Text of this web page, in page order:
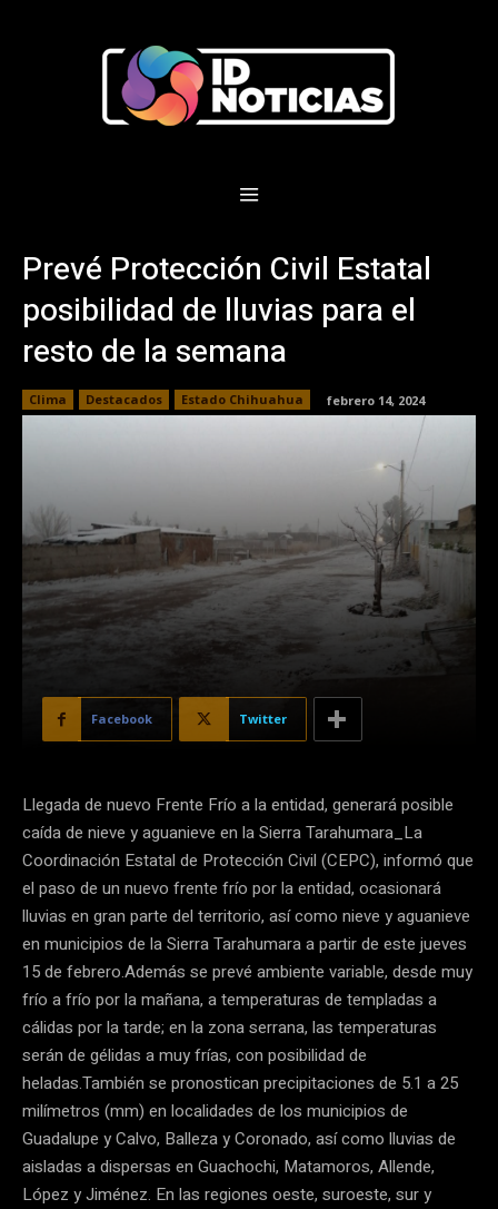
Prevé Protección Civil Estatal
posibilidad de lluvias para el
resto de la semana
Clima Destacados Estado Chihuahua febrero 14, 2024
Facebook Twitter
Llegada de nuevo Frente Frío a la entidad, generará posible
caída de nieve y aguanieve en la Sierra Tarahumara_La
Coordinación Estatal de Protección Civil (CEPC), informó que
el paso de un nuevo frente frío por la entidad, ocasionará
lluvias en gran parte del territorio, así como nieve y aguanieve
en municipios de la Sierra Tarahumara a partir de este jueves
15 de febrero.Además se prevé ambiente variable, desde muy
frío a frío por la mañana, a temperaturas de templadas a
cálidas por la tarde; en la zona serrana, las temperaturas
serán de gélidas a muy frías, con posibilidad de
heladas.También se pronostican precipitaciones de 5.1 a 25
milímetros (mm) en localidades de los municipios de
Guadalupe y Calvo, Balleza y Coronado, así como lluvias de
aisladas a dispersas en Guachochi, Matamoros, Allende,
López y Jiménez. En las regiones oeste, suroeste, sur y